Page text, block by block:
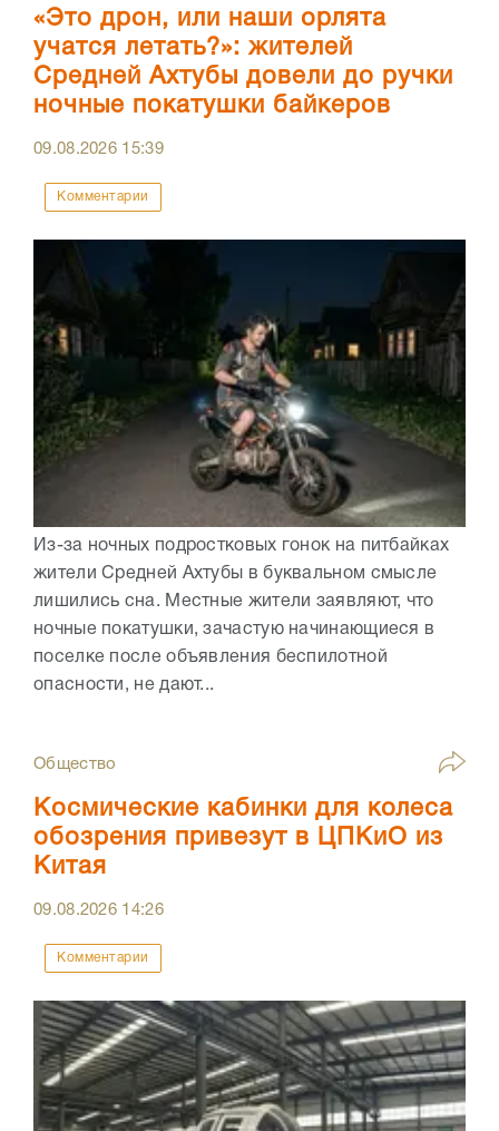
«Это дрон, или наши орлята
учатся летать?»: жителей
Средней Ахтубы довели до ручки
ночные покатушки байкеров
09.08.2026 15:39
Комментарии
Из-за ночных подростковых гонок на питбайках
жители Средней Ахтубы в буквальном смысле
лишились сна. Местные жители заявляют, что
ночные покатушки, зачастую начинающиеся в
поселке после объявления беспилотной
опасности, не дают...
Общество
Космические кабинки для колеса
обозрения привезут в ЦПКиО из
Китая
09.08.2026 14:26
Комментарии